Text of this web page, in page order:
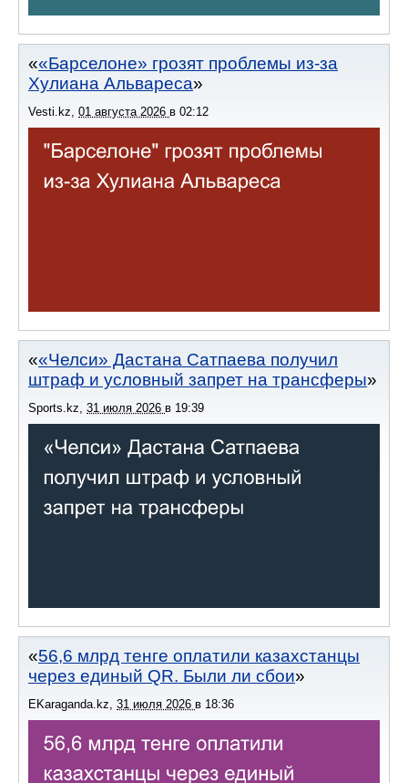
«Барселоне» грозят проблемы из-за
Хулиана Альвареса
Vesti.kz 01 августа 2026 в 02:12
«Челси» Дастана Сатпаева получил
штраф и условный запрет на трансферы
Sports.kz 31 июля 2026 в 19:39
56,6 млрд тенге оплатили казахстанцы
через единый QR. Были ли сбои
EKaraganda.kz 31 июля 2026 в 18:36